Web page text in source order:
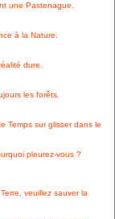
une Pastenague.
à la Nature.
dure.
les forêts.
Temps sur glisser dans le
pleurez-vous ?
veuillez sauver la